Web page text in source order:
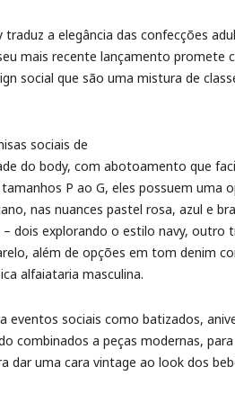
a elegância das confecções
mais recente lançamento promete
social que são uma mistura de
sociais de
do body, com abotoamento que
P ao G, eles possuem uma
nas nuances pastel rosa, azul e
dois explorando o estilo navy, outro
além de opções em tom denim
alfaiataria masculina.
eventos sociais como batizados,
combinados a peças modernas,
dar uma cara vintage ao look dos